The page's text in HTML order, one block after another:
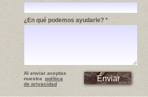
¿En qué podemos ayudarle? *
Al enviar aceptas
nuestra política
de privacidad